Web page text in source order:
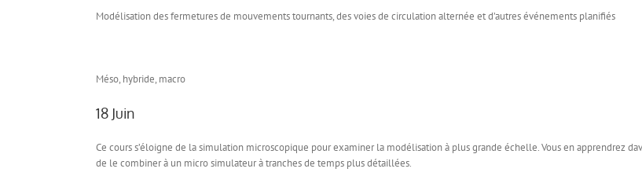
Modélisation des fermetures de mouvements tournants, des voies de circulation alternée et d’autres événements planifiés
Méso, hybride, macro
18 Juin
Ce cours s’éloigne de la simulation microscopique pour examiner la modélisation à plus grande échelle. Vous en apprendrez
de le combiner à un micro simulateur à tranches de temps plus détaillées.